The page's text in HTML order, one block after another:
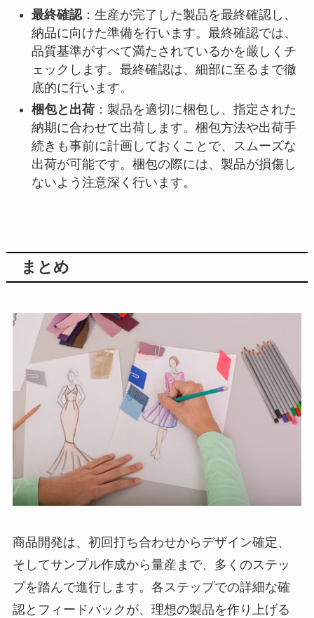
最終確認：生産が完了した製品を最終確認し、
納品に向けた準備を行います。最終確認では、
品質基準がすべて満たされているかを厳しくチ
ェックします。最終確認は、細部に至るまで徹
底的に行います。
梱包と出荷：製品を適切に梱包し、指定された
納期に合わせて出荷します。梱包方法や出荷手
続きも事前に計画しておくことで、スムーズな
出荷が可能です。梱包の際には、製品が損傷し
ないよう注意深く行います。
まとめ
商品開発は、初回打ち合わせからデザイン確定、
そしてサンプル作成から量産まで、多くのステッ
プを踏んで進行します。各ステップでの詳細な確
認とフィードバックが、理想の製品を作り上げる